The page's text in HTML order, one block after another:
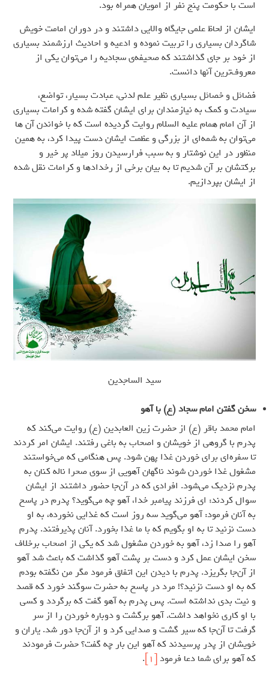
است با حکومت پنج نفر از امویان همراه بود.
ایشان از لحاظ علمی جایگاه والایی داشتند و در دوران امامت خویش
شاگردان بسیاری را تربیت نموده و ادعیه و احادیث ارزشمند بسیاری
از خود بر جای گذاشتند که صحیفه‌ی سجادیه را می‌توان یکی از
معروف‌ترین آنها دانست.
فضائل و خصائل بسیاری نظیر علم لدنی، عبادت بسیار، تواضع،
سیادت و کمک به نیازمندان برای ایشان گفته شده و کرامات بسیاری
از آن امام همام علیه السلام روایت گردیده است که با خواندن آن ها
می‌توان به شمه‌ای از بزرگی و عظمت ایشان دست پیدا کرد، به همین
منظور در این نوشتار و به سبب فرارسیدن روز میلاد پر خیر و
برکتشان بر آن شدیم تا به بیان برخی از رخدادها و کرامات نقل شده
از ایشان بپردازیم.
سید الساجدین
سخن گفتن امام سجاد (ع) با آهو
امام محمد باقر (ع) از حضرت زین العابدین (ع) روایت می‌کند که
پدرم با گروهی از خویشان و اصحاب به باغی رفتند. ایشان امر کردند
تا سفره‌ای برای خوردن غذا پهن شود. پس هنگامی که می‌خواستند
مشغول غذا خوردن شوند ناگهان آهویی از سوی صحرا ناله کنان به
پدرم نزدیک می‌شود. افرادی که در آن‌جا حضور داشتند از ایشان
سوال کردند: ای فرزند پیامبر خدا، آهو چه می‌گوید؟ پدرم در پاسخ
به آنان فرمود: آهو می‌گوید سه روز است که غذایی نخورده، به او
دست نزنید تا به او بگویم که با ما غذا بخورد. آنان پذیرفتند. پدرم
آهو را صدا زد، آهو به خوردن مشغول شد که یکی از اصحاب برخلاف
سخن ایشان عمل کرد و دست بر پشت آهو گذاشت که باعث شد آهو
از آن‌جا بگریزد. پدرم با دیدن این اتفاق فرمود مگر من نگفته بودم
که به او دست نزنید؟! مرد در پاسخ به حضرت سوگند خورد که قصد
و نیت بدی نداشته است. پس پدرم به آهو گفت که برگردد و کسی
با او کاری نخواهد داشت. آهو برگشت و دوباره خوردن را از سر
گرفت تا آن‌جا که سیر گشت و صدایی کرد و از آن‌جا دور شد. یاران و
خویشان از پدر پرسیدند که آهو این بار چه گفت؟ حضرت فرمودند
که آهو برای شما دعا فرمود [1]
.